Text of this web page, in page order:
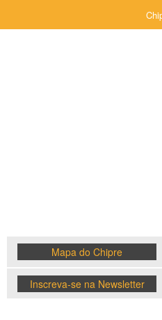
Mapa do Chipre
Inscreva-se na Newsletter